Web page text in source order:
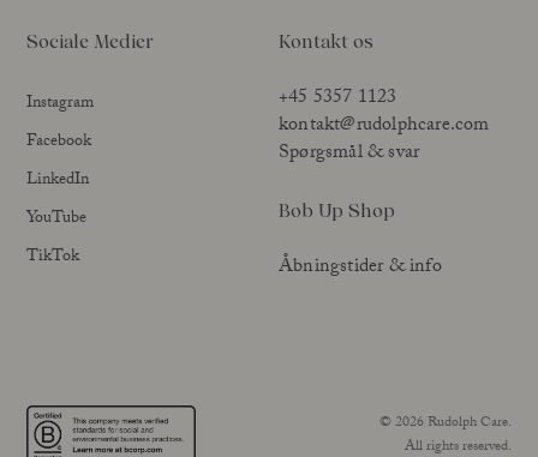
Sociale Medier
Instagram
Facebook
LinkedIn
YouTube
TikTok
Kontakt os
+45 5357 1123
kontakt@rudolphcare.com
Spørgsmål & svar
Bob Up Shop
Åbningstider & info
© 2026 Rudolph Care.
All rights reserved.